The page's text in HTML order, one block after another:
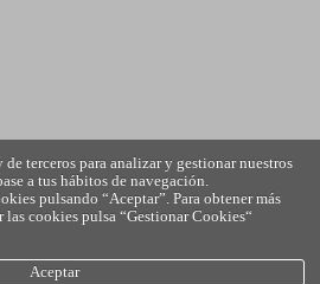
terceros para analizar y gestionar nuestros
a tus hábitos de navegación.
pulsando “Aceptar”. Para obtener más
cookies pulsa “Gestionar Cookies“
Aceptar